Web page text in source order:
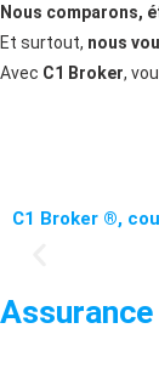
Nous comparons,
Et surtout, nous
Avec C1 Broker,
C1 Broker ®,